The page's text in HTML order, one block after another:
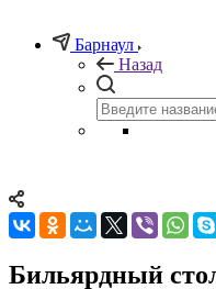
Барнаул
Назад
Бильярдный